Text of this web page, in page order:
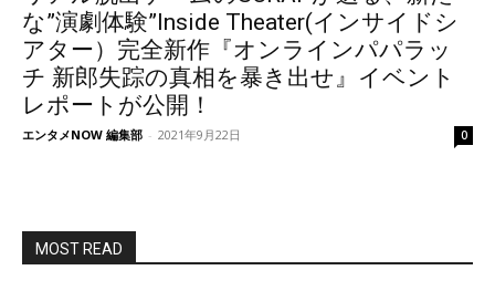
な”演劇体験”Inside Theater(インサイドシ
アター）完全新作『オンラインパパラッ
チ 新郎失踪の真相を暴き出せ』イベント
レポートが公開！
エンタメNOW 編集部 - 2021年9月22日 0
MOST READ